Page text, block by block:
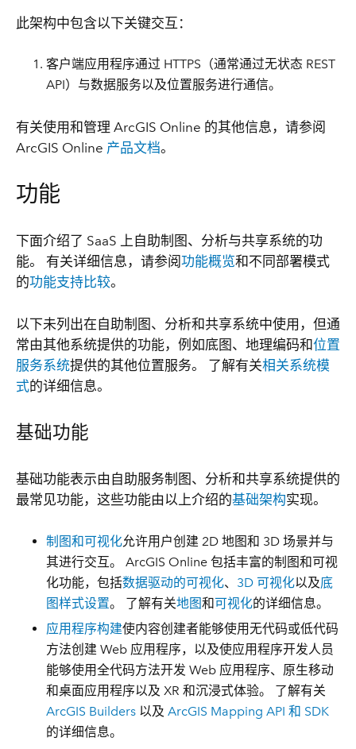
此架构中包含以下关键交互：
客户端应用程序通过 HTTPS（通常通过无状态 REST
API）与数据服务以及位置服务进行通信。
有关使用和管理 ArcGIS Online 的其他信息，请参阅
ArcGIS Online 产品文档。
功能
下面介绍了 SaaS 上自助制图、分析与共享系统的功
能。 有关详细信息，请参阅功能概览和不同部署模式
的功能支持比较。
以下未列出在自助制图、分析和共享系统中使用，但通
常由其他系统提供的功能，例如底图、地理编码和位置
服务系统提供的其他位置服务。 了解有关相关系统模
式的详细信息。
基础功能
基础功能表示由自助服务制图、分析和共享系统提供的
最常见功能，这些功能由以上介绍的基础架构实现。
制图和可视化允许用户创建 2D 地图和 3D 场景并与
其进行交互。 ArcGIS Online 包括丰富的制图和可视
化功能，包括数据驱动的可视化、 3D 可视化以及底
图样式设置。 了解有关地图和可视化的详细信息。
应用程序构建使内容创建者能够使用无代码或低代码
方法创建 Web 应用程序，以及使应用程序开发人员
能够使用全代码方法开发 Web 应用程序、原生移动
和桌面应用程序以及 XR 和沉浸式体验。 了解有关
ArcGIS Builders 以及ArcGIS Mapping API 和 SDK
的详细信息。